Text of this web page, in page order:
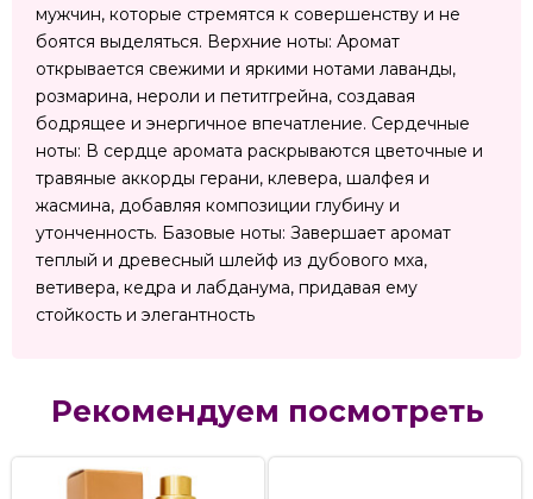
мужчин, которые стремятся к совершенству и не
боятся выделяться. Верхние ноты: Аромат
открывается свежими и яркими нотами лаванды,
розмарина, нероли и петитгрейна, создавая
бодрящее и энергичное впечатление. Сердечные
ноты: В сердце аромата раскрываются цветочные и
травяные аккорды герани, клевера, шалфея и
жасмина, добавляя композиции глубину и
утонченность. Базовые ноты: Завершает аромат
теплый и древесный шлейф из дубового мха,
ветивера, кедра и лабданума, придавая ему
стойкость и элегантность
Рекомендуем посмотреть